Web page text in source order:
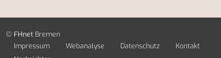
© FHnet Bremen
Impressum
Webanalyse Datenschutz
Kontakt